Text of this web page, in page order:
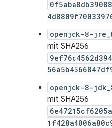
openjdk-8-
mit SHA256
openjdk-8-
mit SHA256